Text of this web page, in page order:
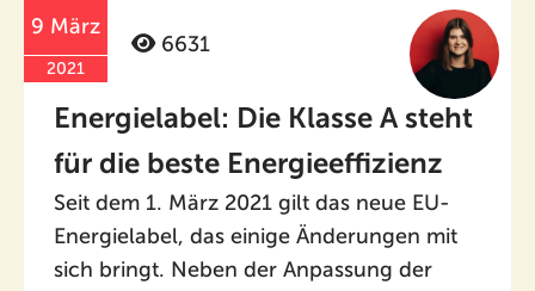
9 März
2021
6631
Energielabel: Die Klasse A steht
für die beste Energieeffizienz
Seit dem 1. März 2021 gilt das neue EU-
Energielabel, das einige Änderungen mit
sich bringt. Neben der Anpassung der